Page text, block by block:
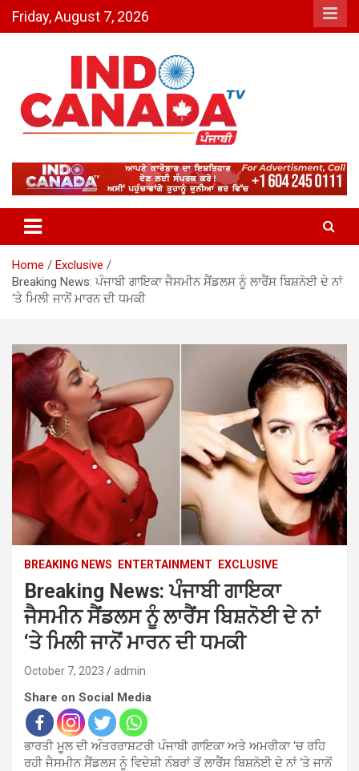
Friday, August 7, 2026
Indo Canada TV – The Most
Active India-Canada News
Channel
Home
Exclusive
Breaking News: ਪੰਜਾਬੀ ਗਾਇਕਾ ਜੈਸਮੀਨ ਸੈਂਡਲਸ ਨੂੰ ਲਾਰੈਂਸ ਬਿਸ਼ਨੋਈ ਦੇ ਨਾਂ
‘ਤੇ ਮਿਲੀ ਜਾਨੋਂ ਮਾਰਨ ਦੀ ਧਮਕੀ
BREAKING NEWS ENTERTAINMENT EXCLUSIVE
Breaking News: ਪੰਜਾਬੀ ਗਾਇਕਾ
ਜੈਸਮੀਨ ਸੈਂਡਲਸ ਨੂੰ ਲਾਰੈਂਸ ਬਿਸ਼ਨੋਈ ਦੇ ਨਾਂ
‘ਤੇ ਮਿਲੀ ਜਾਨੋਂ ਮਾਰਨ ਦੀ ਧਮਕੀ
October 7, 2023 admin
Share on Social Media
ਭਾਰਤੀ ਮੂਲ ਦੀ ਅੰਤਰਰਾਸ਼ਟਰੀ ਪੰਜਾਬੀ ਗਾਇਕਾ ਅਤੇ ਅਮਰੀਕਾ ‘ਚ ਰਹਿ
ਰਹੀ ਜੈਸਮੀਨ ਸੈਂਡਲਸ ਨੂੰ ਵਿਦੇਸ਼ੀ ਨੰਬਰਾਂ ਤੋਂ ਲਾਰੈਂਸ ਬਿਸ਼ਨੋਈ ਦੇ ਨਾਂ ‘ਤੇ ਜਾਨੋਂ